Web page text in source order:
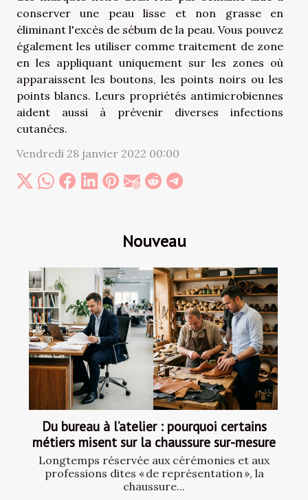
conserver une peau lisse et non grasse en
éliminant l'excès de sébum de la peau. Vous pouvez
également les utiliser comme traitement de zone
en les appliquant uniquement sur les zones où
apparaissent les boutons, les points noirs ou les
points blancs. Leurs propriétés antimicrobiennes
aident aussi à prévenir diverses infections
cutanées.
Vendredi 28 janvier 2022 00:00
Nouveau
Du bureau à l’atelier : pourquoi certains
métiers misent sur la chaussure sur-mesure
Longtemps réservée aux cérémonies et aux
professions dites « de représentation », la
chaussure...